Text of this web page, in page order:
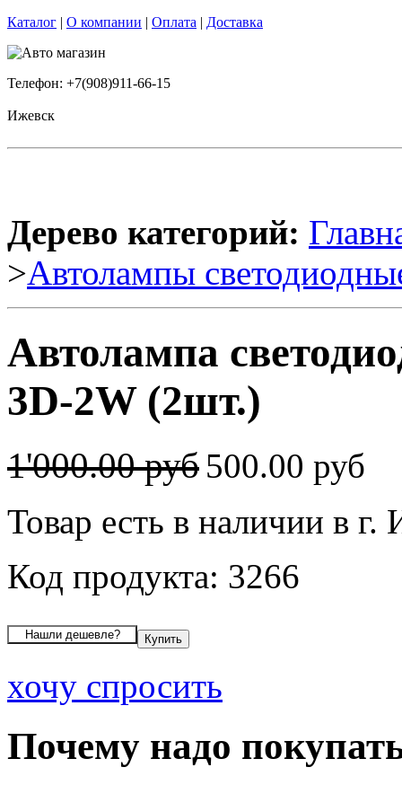
Каталог | О компании | Оплата | Доставка
Телефон: +7(908)911-66-15
Ижевск
Дерево категорий:
>Автолампы
Автолампа
3D-2W (2шт.)
1'000.00 руб 500.00 руб
Товар есть в наличии в г.
Код продукта: 3266
хочу спросить
Почему надо